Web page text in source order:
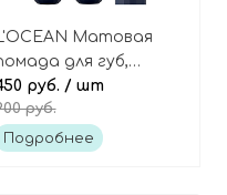
Матовая
для губ,
05 Brick
Reve Matt Stick
руб. / шт
руб.
Подробнее